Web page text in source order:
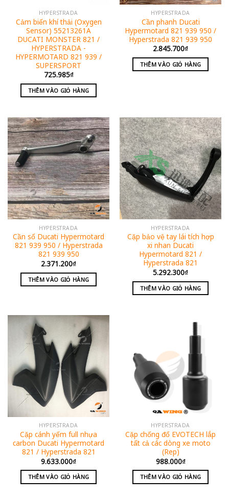
HYPERSTRADA
Cảm biến khí thải (Oxygen
Sensor) 55213261A
DUCATI MONSTER 821 /
HYPERSTRADA -
HYPERMOTARD 821 939 /
SUPERSPORT
725.985₫
THÊM VÀO GIỎ HÀNG
HYPERSTRADA
Cần phanh Ducati
Hypermotard 821 939 950 /
Hyperstrada 821 939 950
2.845.700₫
THÊM VÀO GIỎ HÀNG
HYPERSTRADA
Cần số Ducati Hypermotard
821 939 950 / Hyperstrada
821 939 950
2.371.200₫
THÊM VÀO GIỎ HÀNG
HYPERSTRADA
Cặp bảo vệ tay lái tích hợp
xi nhan Ducati
Hypermotard 821 /
Hyperstrada 821
5.292.300₫
THÊM VÀO GIỎ HÀNG
HYPERSTRADA
Cặp cánh yếm full nhựa
carbon Ducati Hypermotard
821 / Hyperstrada 821
9.633.000₫
THÊM VÀO GIỎ HÀNG
HYPERSTRADA
Cặp chống đổ EVOTECH lắp
tất cả các dòng xe moto
(Rep)
988.000₫
THÊM VÀO GIỎ HÀNG